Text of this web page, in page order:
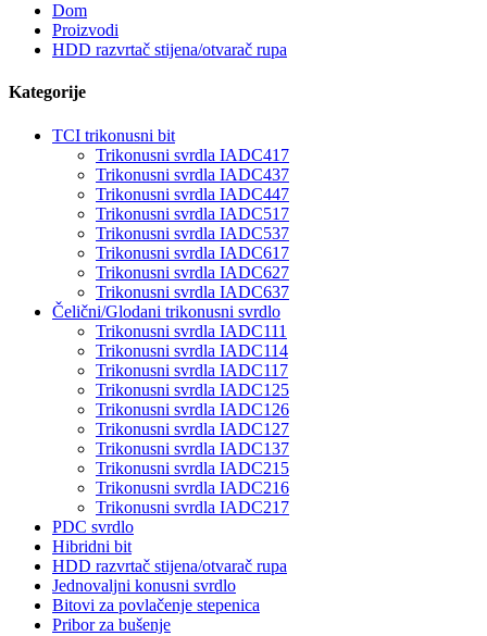
Dom
Proizvodi
HDD razvrtač stijena/otvarač rupa
Kategorije
TCI trikonusni bit
Trikonusni svrdla IADC417
Trikonusni svrdla IADC437
Trikonusni svrdla IADC447
Trikonusni svrdla IADC517
Trikonusni svrdla IADC537
Trikonusni svrdla IADC617
Trikonusni svrdla IADC627
Trikonusni svrdla IADC637
Čelični/Glodani trikonusni svrdlo
Trikonusni svrdla IADC111
Trikonusni svrdla IADC114
Trikonusni svrdla IADC117
Trikonusni svrdla IADC125
Trikonusni svrdla IADC126
Trikonusni svrdla IADC127
Trikonusni svrdla IADC137
Trikonusni svrdla IADC215
Trikonusni svrdla IADC216
Trikonusni svrdla IADC217
PDC svrdlo
Hibridni bit
HDD razvrtač stijena/otvarač rupa
Jednovaljni konusni svrdlo
Bitovi za povlačenje stepenica
Pribor za bušenje